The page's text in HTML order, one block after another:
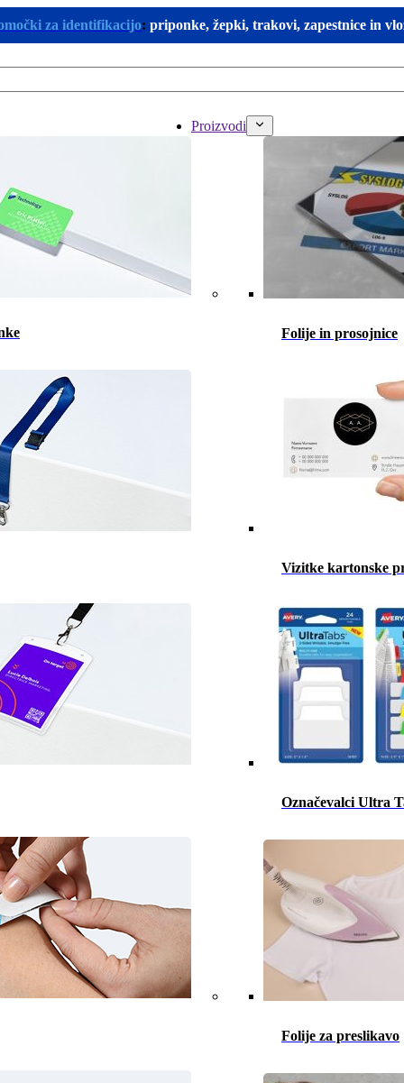
za identifikacijo: priponke, žepki, trakovi, zapestnice in
Proizvodi
Folije in prosojnice
Vizitke kartonske
Označevalci Ultra
Folije za preslikavo